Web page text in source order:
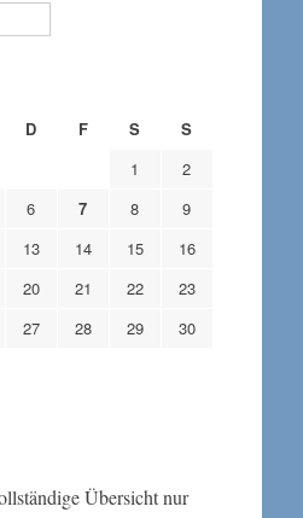
D F S
S
1
2
6 7 8
9
13 14 15
16
20 21 22
23
27 28 29
30
Übersicht nur